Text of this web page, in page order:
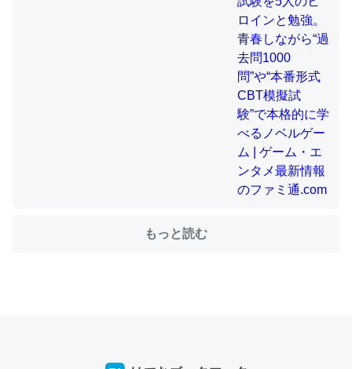
ちょうど同じ理由でEcho Show 8を設定中でした。Prime
とかSpotifyを支払う孝行もできる。一生で親と会える残
り時間を日数にすると1週間とかの人が多いそうだけど、
それを実質100倍以上に伸ばす効果があるはず……
─たまにLINEするくらいだった遠方の父67歳と僕。ITツール導入で
コミュニケーションが劇的に変化した｜tayorini by LIFULL介護
もっと読む